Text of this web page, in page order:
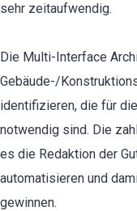
sehr zeitaufwendig.
Die Multi-Interface
Gebäude-/
identifizieren, die für
notwendig sind. Die
es die Redaktion der
automatisieren und
gewinnen.